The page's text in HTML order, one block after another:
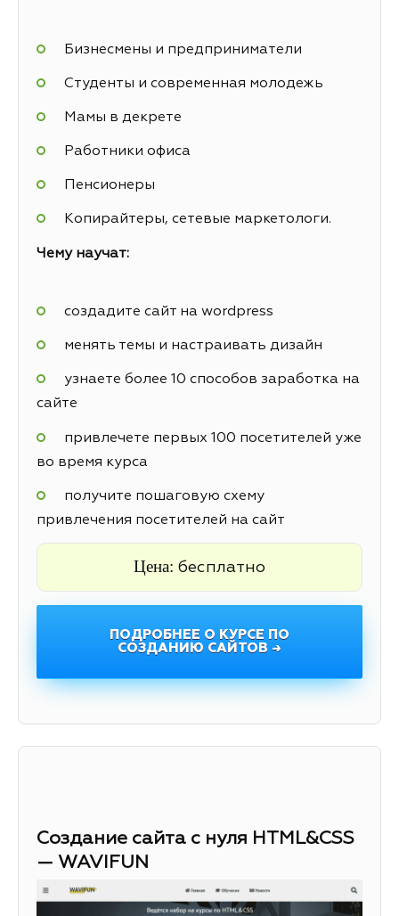
Бизнесмены и предприниматели
Студенты и современная молодежь
Мамы в декрете
Работники офиса
Пенсионеры
Копирайтеры, сетевые маркетологи.
Чему научат:
создадите сайт на wordpress
менять темы и настраивать дизайн
узнаете более 10 способов заработка на
сайте
привлечете первых 100 посетителей уже
во время курса
получите пошаговую схему
привлечения посетителей на сайт
Цена: бесплатно
ПОДРОБНЕЕ О КУРСЕ ПО
СОЗДАНИЮ САЙТОВ →
Создание сайта с нуля HTML&CSS
— WAVIFUN